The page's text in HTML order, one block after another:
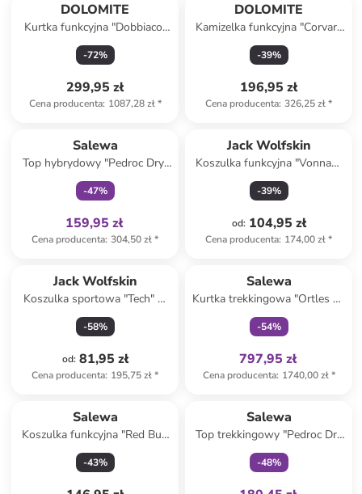
DOLOMITE
Kurtka funkcyjna "Dobbiaco"
w kolorze jasnobrązowym
-72%
299,95 zł
Cena producenta: 1087,28 zł*
DOLOMITE
Kamizelka funkcyjna "Corvara
Light" w kolorze fioletowym
-39%
196,95 zł
Cena producenta: 326,25 zł*
Salewa
Top hybrydowy "Pedroc Dry"
w kolorze czerwonym
-47%
159,95 zł
Cena producenta: 304,50 zł*
Jack Wolfskin
Koszulka funkcyjna "Vonnan"
w kolorze granatowym
-39%
od: 104,95 zł
Cena producenta: 174,00 zł*
Jack Wolfskin
Koszulka sportowa "Tech" w
kolorze czerwonym
-58%
od: 81,95 zł
Cena producenta: 195,75 zł*
Salewa
Kurtka trekkingowa "Ortles 3L
Powertex" w kolorze
niebieskim
-54%
797,95 zł
Cena producenta: 1740,00 zł*
Salewa
Koszulka funkcyjna "Red Bull
X-Alps" w kolorze białym
-43%
Salewa
Top trekkingowy "Pedroc Dry
Responsive" w kolorze
czerwonym
-48%